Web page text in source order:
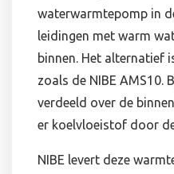
waterwarmtepomp in
leidingen met warm
binnen. Het alternatief
zoals de NIBE AMS10.
verdeeld over de
er koelvloeistof door
NIBE levert deze